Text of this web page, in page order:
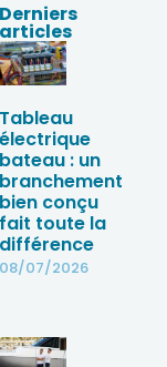
Derniers
articles
Tableau
électrique
bateau : un
branchement
bien conçu
fait toute la
différence
08/07/2026